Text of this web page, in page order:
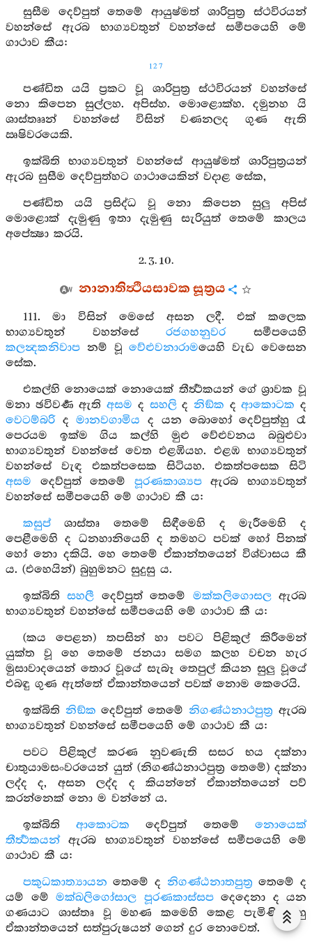
සුසීම දෙව්පුත් තෙමේ ආයුෂ්මත් ශාරිපුත්‍ර ස්ථවිරයන්
වහන්සේ ඇරබ භාග්‍යවතුන් වහන්සේ සමීපයෙහි මේ
ගාථාව කීය:
127
පණ්ඩිත යයි ප්‍රකට වූ ශාරිපුත්‍ර ස්ථවිරයන් වහන්සේ
නො කිපෙන සුල්ලහ. අපිස්හ. මොළොක්හ. දමුනහ යි
ශාස්තෲන් වහන්සේ විසින් වණනලද ගුණ ඇති
ඍෂිවරයෙකි.
ඉක්බිති භාග්‍යවතුන් වහන්සේ ආයුෂ්මත් ශාරිපුත්‍රයන්
ඇරබ සුසීම දෙව්පුත්හට ගාථායෙකින් වදාළ සේක,
පණ්ඩිත යයි ප්‍රසිද්ධ වූ නො කිපෙන සුලු අපිස්
මොළොක් දැමුණු ඉතා දැමුණු සැරියුත් තෙමේ කාලය
අපේක්‍ෂා කරයි.
2. 3. 10.
නානාතිත්‍ථියසාවක සූත්‍රය
111. මා විසින් මෙසේ අසන ලදී. එක් කලෙක
භාග්‍යවතුන් වහන්සේරජගහනුවරසමීපයෙහි
කලන්‍දකනිවාප නම් වූවේළුවනාරාමයෙහි වැඩ වෙසෙන
සේක.
එකල්හි නොයෙක් නොයෙක් තීර්‍ත්‍ථකයන් ගේ ශ්‍රාවක වූ
මනා ඡවිවර්‍ණ ඇතිඅසම ද සහලිද නිඞ්ක දආකොටක ද
වෙටම්බරිදමානවගාමිය ද යන බොහෝ දෙව්පුත්හු රෑ
පෙරයම ඉක්ම ගිය කල්හි මුළු වේළුවනය බබුළුවා
භාග්‍යවතුන් වහන්සේ වෙත එළඹියහ. එළඹ භාග්‍යවතුන්
වහන්සේ වැඳ එකත්පසෙක සිටියහ. එකත්පසෙක සිටි
අසම දෙව්පුත් තෙමේ පූරණකාශ්‍යපඇරබ භාග්‍යවතුන්
වහන්සේ සමීපයෙහි මේ ගාථාව කී ය:
කසුප්ශාස්තෘ තෙමේ සිඳීමෙහි ද මැරීමෙහි ද
පෙළීමෙහි ද ධනහානියෙහි ද තමහට පවක් හෝ පිනක්
හෝ නො දකියි. හෙ තෙමේ ඒකාන්තයෙන් විශ්වාසය කී
ය. (එහෙයින්) බුහුමනට සුදුසු ය.
ඉක්බිතිසහලී දෙව්පුත් තෙමේ මක්කලිගොසලඇරබ
භාග්‍යවතුන් වහන්සේ සමීපයෙහි මේ ගාථාව කී ය:
(කය පෙළන) තපසින් හා පවට පිළිකුල් කිරීමෙන්
යුක්ත වූ හෙ තෙමේ ජනයා සමග කලහ වචන හැර
මුසාවාදයෙන් තොර වූයේ සැබෑ තෙපුල් කියන සුලු වූයේ
එබඳු ගුණ ඇත්තේ ඒකාන්තයෙන් පවක් නොම කෙරෙයි.
ඉක්බිති නිඞ්ක දෙව්පුත් තෙමේනිගණ්ඨනාථපුත්‍ර ඇරබ
භාග්‍යවතුන් වහන්සේ සමීපයෙහි මේ ගාථාව කී ය:
පවට පිළිකුල් කරණ නුවණැති සසර භය දක්නා
චාතුයාමසංවරයෙන් යුත් (නිගණ්ඨනාථපුත්‍ර තෙමේ) දක්නා
ලද්ද ද, අසන ලද්ද ද කියන්නේ ඒකාන්තයෙන් පව්
කරන්නෙක් නො ම වන්නේ ය.
ඉක්බිති ආකොටක දෙව්පුත් තෙමේ නොයෙක්
තීර්‍ත්‍ථකයන්ඇරබ භාග්‍යවතුන් වහන්සේ සමීපයෙහි මේ
ගාථාව කී ය:
පකුධකාත්‍යායන තෙමේ ද නිගණ්ඨනාතපුත්‍ර තෙමේ ද
යම් මේ මක්ඛලිගෝසාල පූරණකාස්සපදෙදෙනා ද යන
ගණයාට ශාස්තෘ වූ මහණ කමෙහි කෙළ පැමිණි ඔහු
ඒකාන්තයෙන් සත්පුරුෂයන් ගෙන් දුර නොවෙත්.